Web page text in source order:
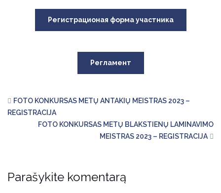
Регистрационая форма участника
Регламент
FOTO KONKURSAS METŲ ANTAKIŲ MEISTRAS 2023 –
REGISTRACIJA
FOTO KONKURSAS METŲ BLAKSTIENŲ LAMINAVIMO
MEISTRAS 2023 – REGISTRACIJA
Parašykite komentarą